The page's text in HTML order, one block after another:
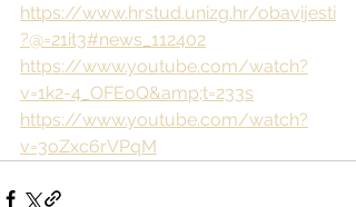
https://www.hrstud.unizg.hr/obavijesti
?@=21it3#news_112402
https://www.youtube.com/watch?
v=1k2-4_OFEoQ&amp;t=233s
https://www.youtube.com/watch?
v=3oZxc6rVPqM